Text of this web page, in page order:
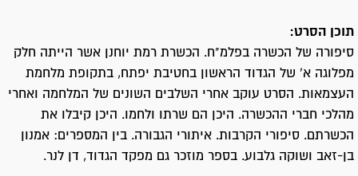
תוכן הסרט:
סיפורה של הכשרה בפלמ"ח. הכשרת רמת יוחנן אשר הייתה חלק
מפלוגה א' של הגדוד הראשון בחטיבת יפתח, בתקופת מלחמת
העצמאות. הסרט עוקב אחרי השלבים השונים של המלחמה ואחרי
מהלכי חברי ההכשרה. היכן הם שרתו ולחמו. היכן קיבלו את
הכשרתם. סיפורי הקרבות. איתורי הגבורה. בין המספרים: אמנון
בן-זאב ושוקה גלבוע. בספר מוזכר גם מפקד הגדוד, דן לנר.